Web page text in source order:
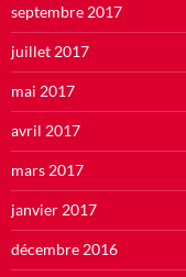
septembre 2017
juillet 2017
mai 2017
avril 2017
mars 2017
janvier 2017
décembre 2016